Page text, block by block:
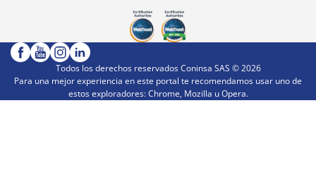
Todos los derechos reservados Coninsa SAS ©2026
Para una mejor experiencia en este portal te recomendamos usar uno de
estos exploradores: Chrome, Mozilla u Opera.